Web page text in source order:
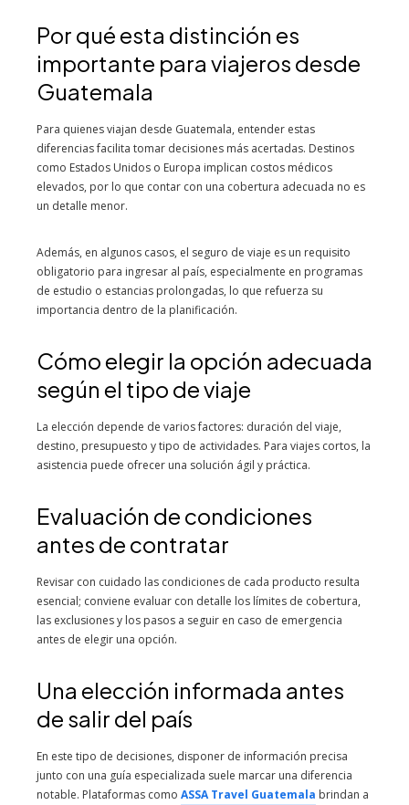
Por qué esta distinción es
importante para viajeros desde
Guatemala
Para quienes viajan desde Guatemala, entender estas
diferencias facilita tomar decisiones más acertadas. Destinos
como Estados Unidos o Europa implican costos médicos
elevados, por lo que contar con una cobertura adecuada no es
un detalle menor.
Además, en algunos casos, el seguro de viaje es un requisito
obligatorio para ingresar al país, especialmente en programas
de estudio o estancias prolongadas, lo que refuerza su
importancia dentro de la planificación.
Cómo elegir la opción adecuada
según el tipo de viaje
La elección depende de varios factores: duración del viaje,
destino, presupuesto y tipo de actividades. Para viajes cortos, la
asistencia puede ofrecer una solución ágil y práctica.
Evaluación de condiciones
antes de contratar
Revisar con cuidado las condiciones de cada producto resulta
esencial; conviene evaluar con detalle los límites de cobertura,
las exclusiones y los pasos a seguir en caso de emergencia
antes de elegir una opción.
Una elección informada antes
de salir del país
En este tipo de decisiones, disponer de información precisa
junto con una guía especializada suele marcar una diferencia
notable. Plataformas como ASSA Travel Guatemala brindan a